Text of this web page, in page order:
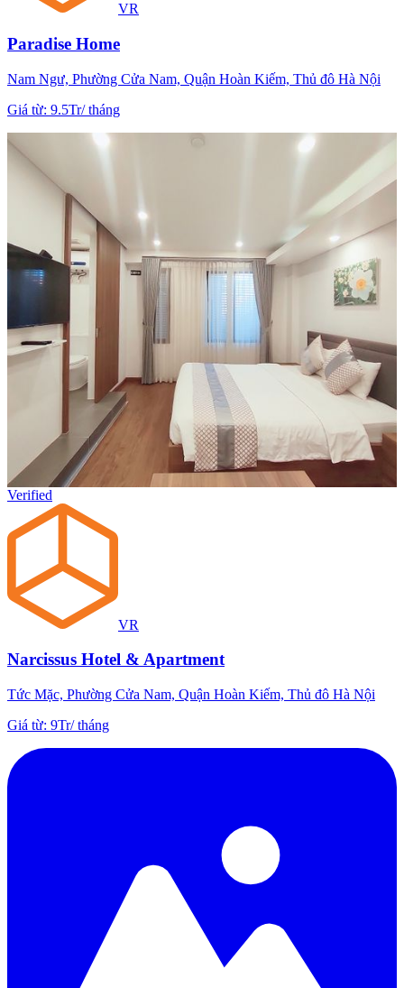
VR
Paradise Home
Nam Ngư, Phường Cửa Nam, Quận Hoàn Kiếm, Thủ đô Hà Nội
Giá từ: 9.5Tr/tháng
Verified
VR
Narcissus Hotel & Apartment
Tức Mặc, Phường Cửa Nam, Quận Hoàn Kiếm, Thủ đô Hà Nội
Giá từ: 9Tr/tháng